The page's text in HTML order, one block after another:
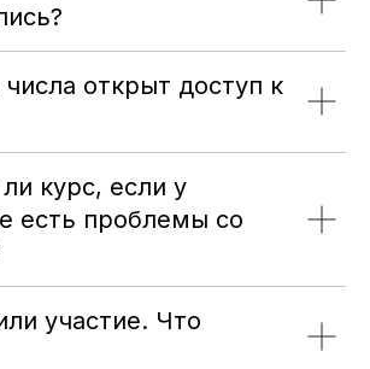
числа открыт доступ к
курс, если у
есть проблемы со
участие. Что